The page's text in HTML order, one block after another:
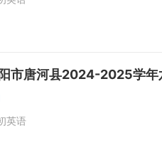
市唐河县2024-2025学年
英语